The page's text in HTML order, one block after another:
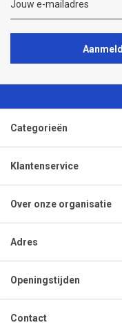
Categorieën
Klantenservice
Over onze organisatie
Adres
Openingstijden
Contact